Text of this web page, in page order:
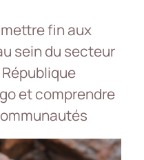
fin aux
sein du secteur
et comprendre